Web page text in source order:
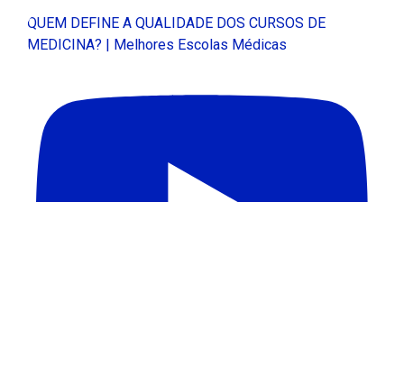
QUEM DEFINE A QUALIDADE DOS CURSOS DE
MEDICINA? | Melhores Escolas Médicas